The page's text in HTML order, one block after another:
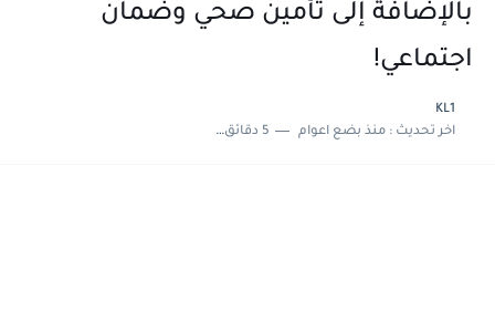
بالإضافة إلى تأمين صحي وضمان
اجتماعي!
KL1
اخر تحديث :منذ بضع اعوام 5 دقائق للقراءة